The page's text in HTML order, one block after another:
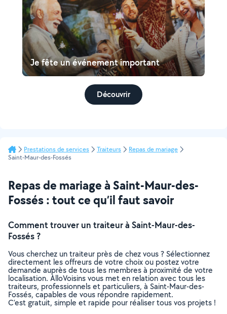
Je fête un événement important
Découvrir
Prestations de services Traiteurs
Repas de mariage
Saint-Maur-des-Fossés
Repas de mariage à Saint-Maur-des-
Fossés : tout ce qu’il faut savoir
Comment trouver un traiteur à Saint-Maur-des-
Fossés ?
Vous cherchez un traiteur près de chez vous ? Sélectionnez
directement les offreurs de votre choix ou postez votre
demande auprès de tous les membres à proximité de votre
localisation. AlloVoisins vous met en relation avec tous les
traiteurs, professionnels et particuliers, à Saint-Maur-des-
Fossés, capables de vous répondre rapidement.
C’est gratuit, simple et rapide pour réaliser tous vos projets !